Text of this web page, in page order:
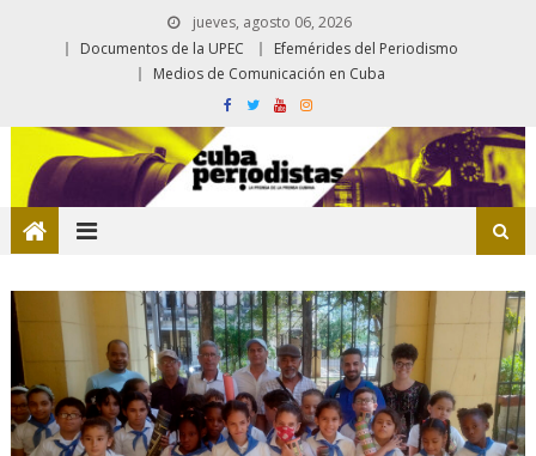
jueves, agosto 06, 2026
Documentos de la UPEC
Efemérides del Periodismo
Medios de Comunicación en Cuba